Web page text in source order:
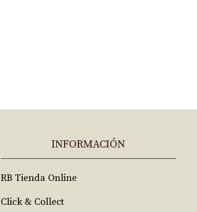
INFORMACIÓN
RB Tienda Online
Click & Collect